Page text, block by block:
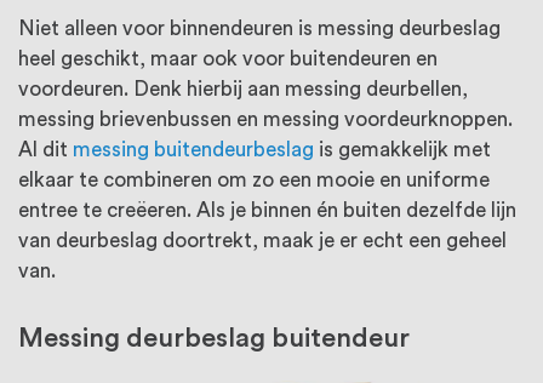
Niet alleen voor binnendeuren is messing deurbeslag
heel geschikt, maar ook voor buitendeuren en
voordeuren. Denk hierbij aan messing deurbellen,
messing brievenbussen en messing voordeurknoppen.
Al dit messing buitendeurbeslag is gemakkelijk met
elkaar te combineren om zo een mooie en uniforme
entree te creëeren. Als je binnen én buiten dezelfde lijn
van deurbeslag doortrekt, maak je er echt een geheel
van.
Messing deurbeslag buitendeur